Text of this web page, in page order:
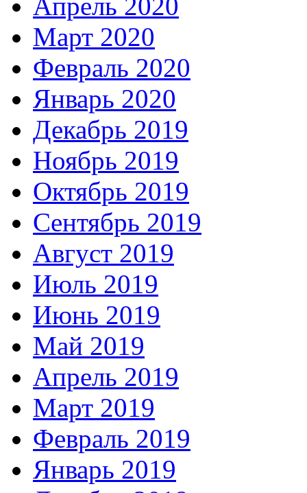
Март 2020
Февраль 2020
Январь 2020
Декабрь 2019
Ноябрь 2019
Октябрь 2019
Сентябрь 2019
Август 2019
Июль 2019
Июнь 2019
Май 2019
Апрель 2019
Март 2019
Февраль 2019
Январь 2019